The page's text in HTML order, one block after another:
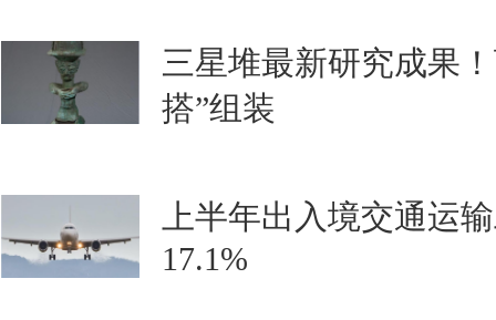
三星堆最新研究成果
搭”组装
上半年出入境交通运
17.1%